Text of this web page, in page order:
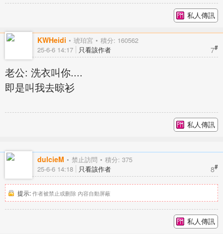
私人傳訊
KWHeidi 琥珀宮 積分: 160562
7#
25-6-6 14:17 只看該作者
老公: 洗衣叫你....
即是叫我去晾衫
私人傳訊
dulcieM 禁止訪問 積分: 375
8#
25-6-6 14:18 只看該作者
提示: 作者被禁止或刪除 內容自動屏蔽
私人傳訊